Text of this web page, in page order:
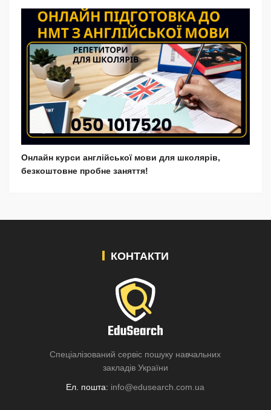
Онлайн курси англійської мови для школярів,
безкоштовне пробне заняття!
КОНТАКТИ
Спеціалізований сервіс пошуку навчальних
закладів України
Ел. пошта: info@edusearch.com.ua